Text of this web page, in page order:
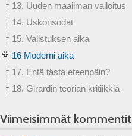
13. Uuden maailman valloitus
14. Uskonsodat
15. Valistuksen aika
16 Moderni aika
17. Entä tästä eteenpäin?
18. Girardin teorian kritiikkiä
Viimeisimmät kommentit